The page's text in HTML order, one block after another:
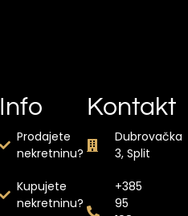
Info
Prodajete
nekretninu?
Kupujete
nekretninu?
Kontakt
Dubrovačka
3, Split
+385
95